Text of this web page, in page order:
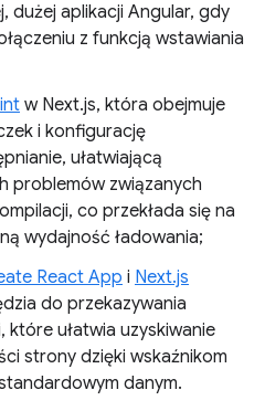
dużej aplikacji Angular, gdy
z funkcją wstawiania
w Next.js, która obejmuje
i konfigurację
ułatwiającą
problemów związanych
co przekłada się na
wydajność ładowania;
React App i Next.js
do przekazywania
ułatwia uzyskiwanie
strony dzięki wskaźnikom
danym.